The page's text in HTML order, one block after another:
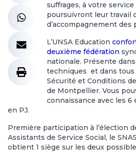
suffrages, à votre
poursuivront leur travail
d’accompagnement des
L’UNSA Education
deuxième fédération
nationale. Présente
techniques et dans tous
Sécurité et Conditions
de Montpellier. Vous
connaissance avec les 6
en PJ.
Première participation à l’élection
Assistants de Service Social, le
obtient 1 siège sur les deux